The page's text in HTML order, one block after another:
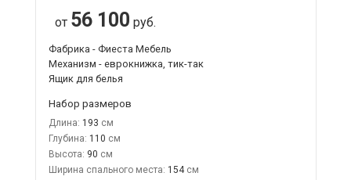
от 56 100 руб.
Фабрика - Фиеста Мебель
Механизм - еврокнижка, тик-так
Ящик для белья
Набор размеров
Длина: 193
Глубина: 110
Высота: 90
Ширина спального места: 154